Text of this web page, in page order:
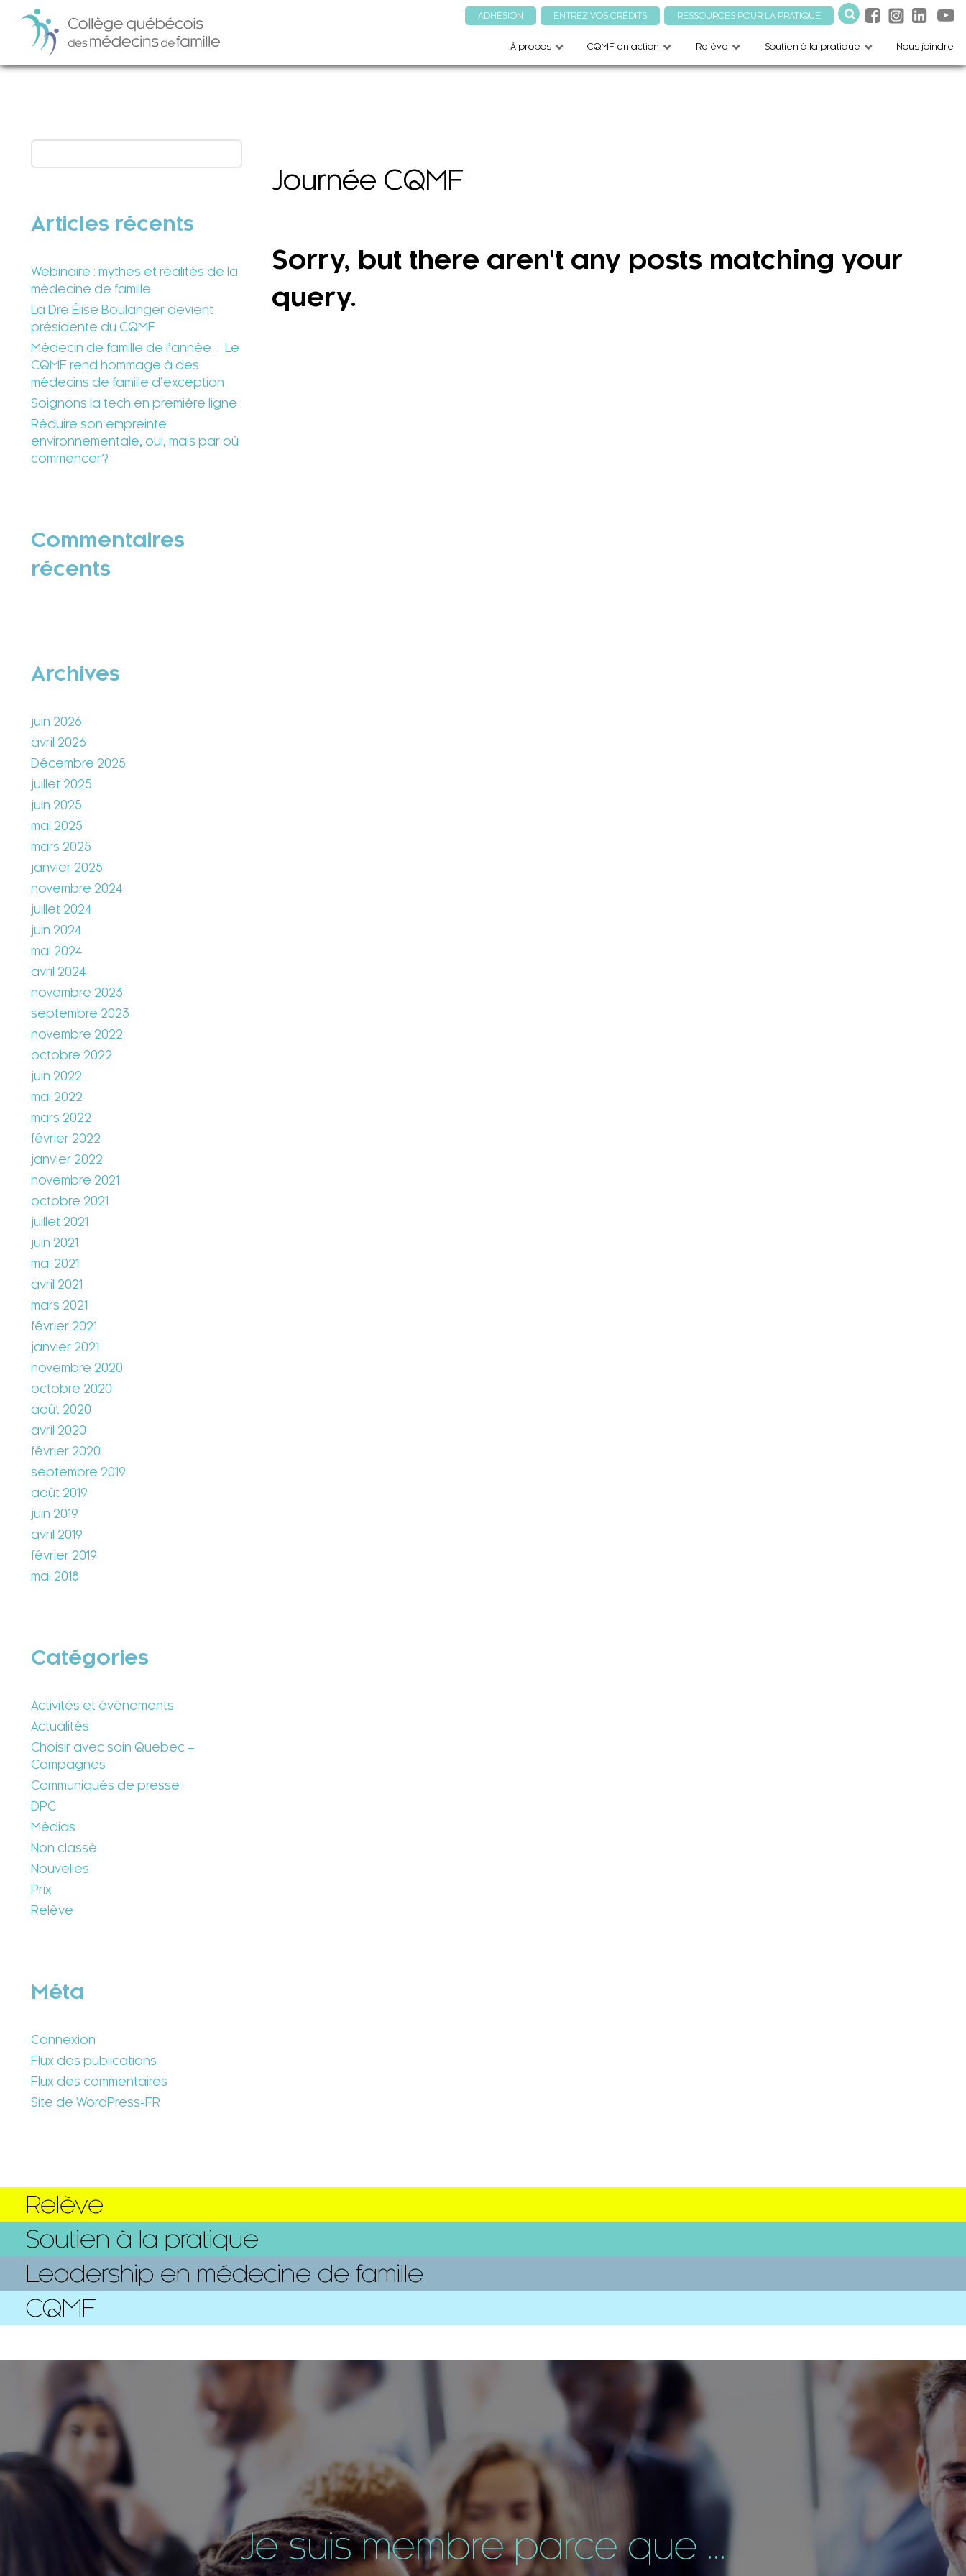
ADHÉSION ENTREZ VOS CRÉDITS RESSOURCES POUR LA PRATIQUE
À propos CQMF en action Relève Soutien à la pratique Nous joindre
Articles récents
Webinaire : mythes et réalités de la
médecine de famille
La Dre Élise Boulanger devient
présidente du CQMF
Médecin de famille de l’année : Le
CQMF rend hommage à des
médecins de famille d’exception
Soignons la tech en première ligne :
Réduire son empreinte
environnementale, oui, mais par où
commencer?
Commentaires
récents
Archives
juin 2026
avril 2026
Décembre 2025
juillet 2025
juin 2025
mai 2025
mars 2025
janvier 2025
novembre 2024
juillet 2024
juin 2024
mai 2024
avril 2024
novembre 2023
septembre 2023
novembre 2022
octobre 2022
juin 2022
mai 2022
mars 2022
février 2022
janvier 2022
novembre 2021
octobre 2021
juillet 2021
juin 2021
mai 2021
avril 2021
mars 2021
février 2021
janvier 2021
novembre 2020
octobre 2020
août 2020
avril 2020
février 2020
septembre 2019
août 2019
juin 2019
avril 2019
février 2019
mai 2018
Catégories
Activités et événements
Actualités
Choisir avec soin Quebec –
Campagnes
Communiqués de presse
DPC
Médias
Non classé
Nouvelles
Prix
Relève
Méta
Connexion
Flux des publications
Flux des commentaires
Site de WordPress-FR
Journée CQMF
Sorry, but there aren't any posts matching your
query.
Relève
Soutien à la pratique
Leadership en médecine de famille
CQMF
Je suis membre parce que ...